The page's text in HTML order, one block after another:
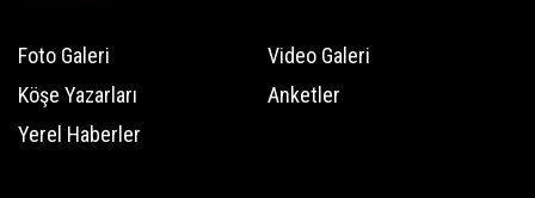
Foto Galeri
Video Galeri
Köşe Yazarları
Anketler
Yerel Haberler